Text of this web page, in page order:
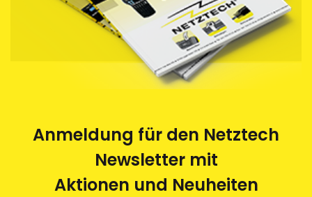
Anmeldung für den Netztech
Newsletter mit
Aktionen und Neuheiten